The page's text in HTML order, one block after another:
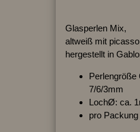
Glasperlen Mix,
altweiß mit
hergestellt in
Perlengröße
7/6/3mm
LochØ: ca.
pro